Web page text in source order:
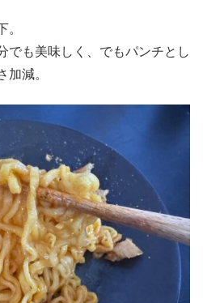
。
でも美味しく、でもパンチとし
加減。